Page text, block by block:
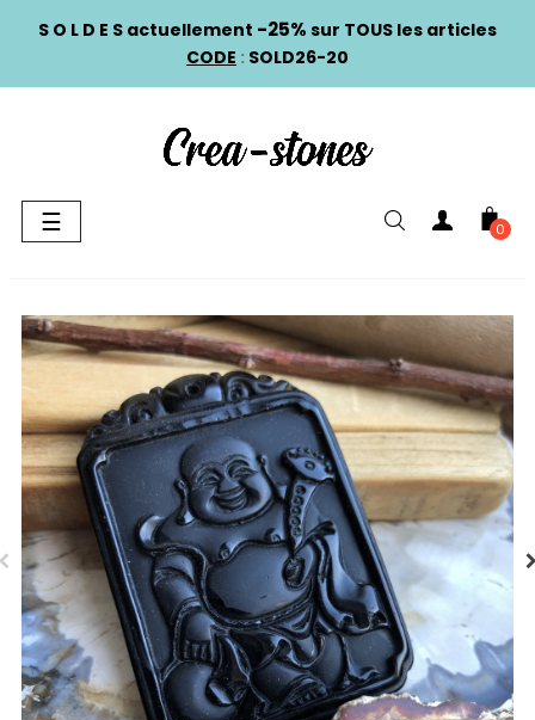
S O L D E S actuellement -25% sur TOUS les articles
CODE : SOLD26-20
Basculer
la
☰ 0